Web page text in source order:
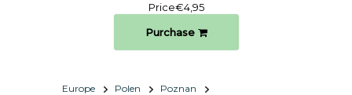
Price€4,95
Purchase
Europe Polen
Poznan